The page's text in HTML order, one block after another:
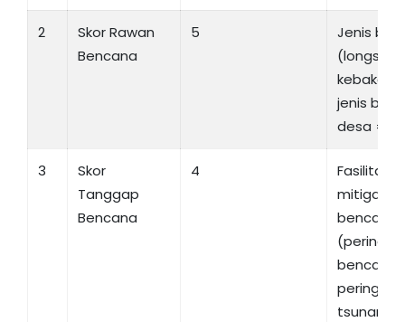
2
Skor Rawan
Bencana
5
Jenis
(longsor,
jenis
desa = 0
3
Skor
Tanggap
Bencana
4
Fasilitas
mitigasi/
bencana
bencana
tsunami,